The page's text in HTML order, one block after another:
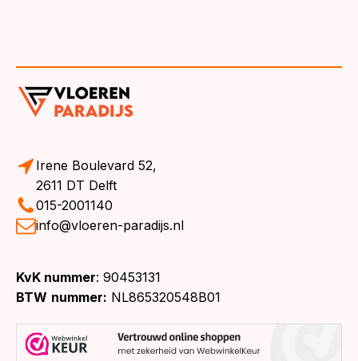
Irene Boulevard 52,
2611 DT Delft
015-2001140
info@vloeren-paradijs.nl
KvK nummer: 90453131
BTW nummer: NL865320548B01